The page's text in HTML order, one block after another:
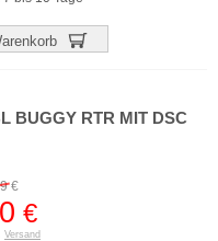
BUGGY RTR MIT DSC
€
€
Versand